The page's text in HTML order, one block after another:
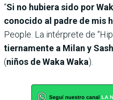
“Si no hubiera sido por
conocido al padre de mis
People. La intérprete de
tiernamente a Milan y
(niños de Waka Waka).